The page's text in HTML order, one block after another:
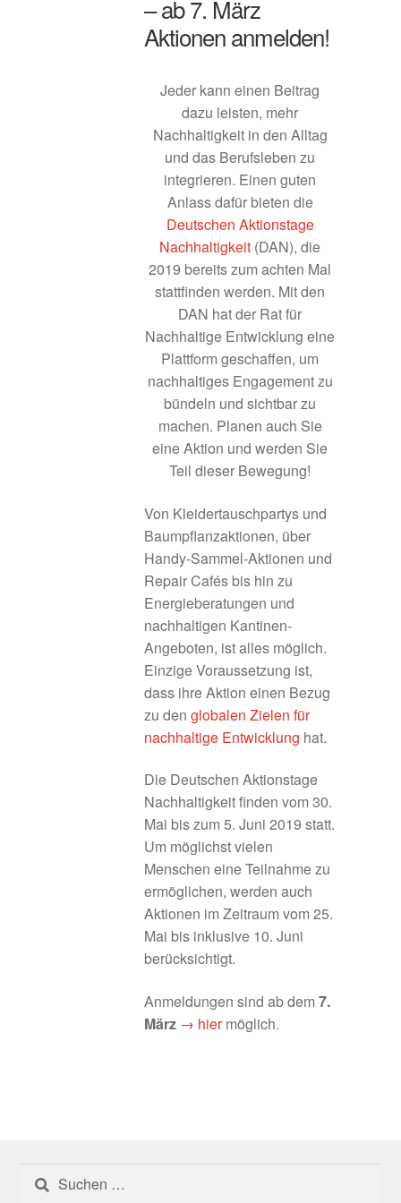
Amt für Ernährung Landwirtschaft und Forsten
Amt für Ländliche Entwicklung Mittelfranken
Beispiele aus der Praxis
Bürgerbus Region Rothenburg
Das Regionalbudget
Der Weg zur Hausarztpraxis
Die Untersuchungsregionen
Fördermöglichkeiten und Programme
Förderphase 2027
Frankenhöhe Lamm
Geförderte Projekte 2020
Umgesetzte Projekte 2024
Umgesetzte Projekte 2025
Gesamte Region
Herausforderung: der „Donut-Effekt“
Innenentwicklung
– ab 7. März
Aktionen anmelden!
Jeder kann einen Beitrag
dazu leisten, mehr
Nachhaltigkeit in den Alltag
und das Berufsleben zu
integrieren. Einen guten
Anlass dafür bieten die
Deutschen Aktionstage
Nachhaltigkeit (DAN), die
2019 bereits zum achten Mal
stattfinden werden. Mit den
DAN hat der Rat für
Nachhaltige Entwicklung eine
Plattform geschaffen, um
nachhaltiges Engagement zu
bündeln und sichtbar zu
machen. Planen auch Sie
eine Aktion und werden Sie
Teil dieser Bewegung!
Von Kleidertauschpartys und
Baumpflanzaktionen, über
Handy-Sammel-Aktionen und
Repair Cafés bis hin zu
Energieberatungen und
nachhaltigen Kantinen-
Angeboten, ist alles möglich.
Einzige Voraussetzung ist,
dass ihre Aktion einen Bezug
zu den globalen Zielen für
nachhaltige Entwicklung hat.
Die Deutschen Aktionstage
Nachhaltigkeit finden vom 30.
Mai bis zum 5. Juni 2019 statt.
Um möglichst vielen
Menschen eine Teilnahme zu
ermöglichen, werden auch
Aktionen im Zeitraum vom 25.
Mai bis inklusive 10. Juni
berücksichtigt.
Anmeldungen sind ab dem 7.
März → hiermöglich.
Suchen
nach: